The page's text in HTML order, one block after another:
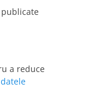
a reduce